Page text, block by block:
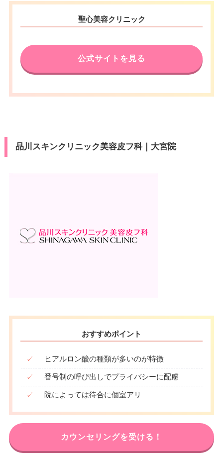
聖心美容クリニック
公式サイトを見る
品川スキンクリニック美容皮フ科｜大宮院
おすすめポイント
✓ ヒアルロン酸の種類が多いのが特徴
✓ 番号制の呼び出しでプライバシーに配慮
✓ 院によっては待合に個室アリ
カウンセリングを受ける！